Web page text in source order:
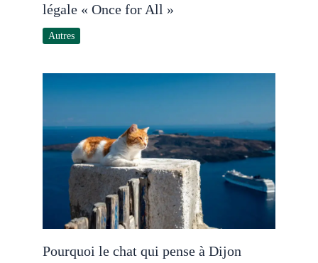
légale « Once for All »
Autres
Pourquoi le chat qui pense à Dijon